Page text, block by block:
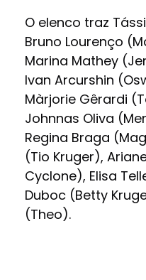
O elenco traz
Bruno Lourenço
Marina Mathey
Ivan Arcurshin
Màrjorie Gêrardi
Johnnas Oliva
Regina Braga
(Tio Kruger),
Cyclone), Elisa
Duboc (Betty
(Theo).